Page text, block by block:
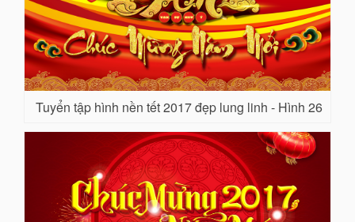
Tuyển tập hình nền tết 2017 đẹp lung linh - Hình 26